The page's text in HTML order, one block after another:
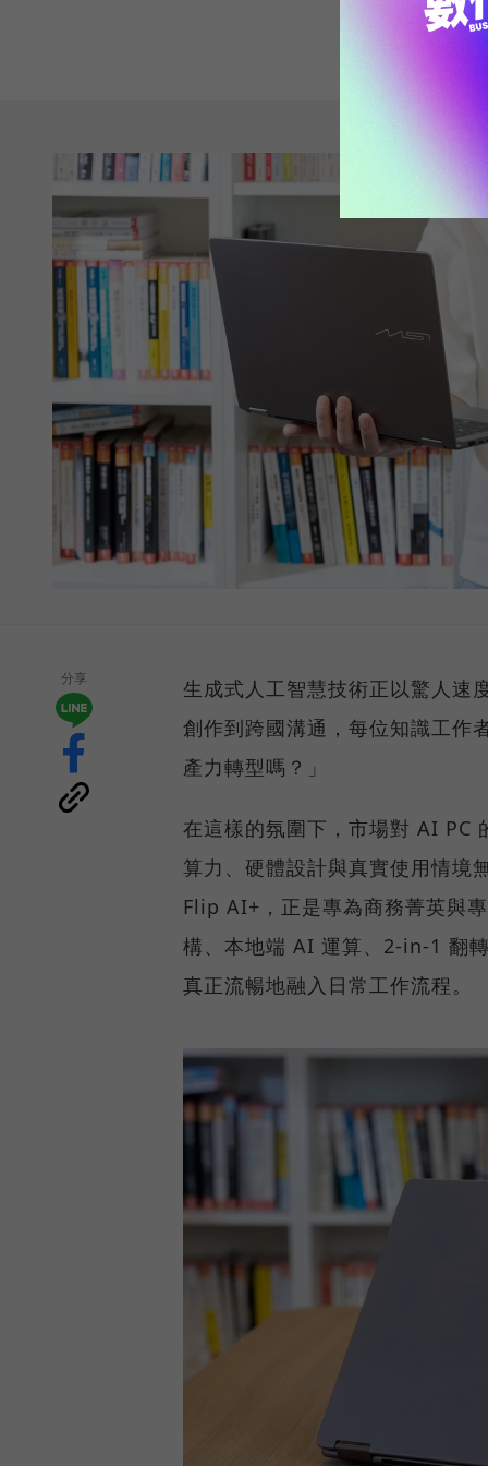
分享
生成式人工智慧技術正以驚人速
創作到跨國溝通，每位知識工作
產力轉型嗎？」
在這樣的氛圍下，市場對 AI PC
算力、硬體設計與真實使用情
Flip AI+，正是專為商務菁英與
構、本地端 AI 運算、2-in-1 翻
真正流暢地融入日常工作流程。